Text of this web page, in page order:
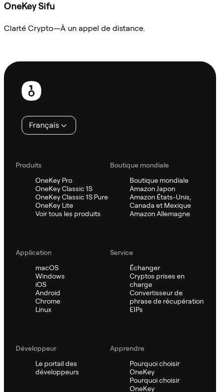
OneKey Sifu
Clarté Crypto—À un appel de distance.
Pied
page
Français
Produits
OneKey Pro
OneKey Classic 1S
OneKey Classic 1S Pure
OneKey Lite
Voir tous les produits
Boutique mondiale
Boutique mondiale
Amazon Japon
Amazon États-Unis,
Canada et Mexique
Amazon Allemagne
Application
macOS
Windows
iOS
Android
Chrome
Linux
Service
Échanger
Cryptos prises en
charge
Convertisseur de
phrase de récupération
EIPs
Développeur
Le portail des
développeurs
Apprendre
Pourquoi choisir
OneKey
Pourquoi choisir
OneKey